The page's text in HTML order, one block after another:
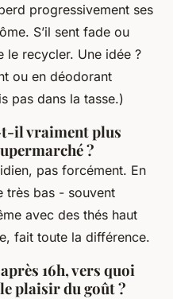
progressivement ses
S’il sent fade ou
le recycler. Une idée ?
ou en déodorant
pas dans la tasse.)
t-il vraiment plus
?
pas forcément. En
très bas - souvent
avec des thés haut
fait toute la différence.
16h, vers quoi
plaisir du goût ?